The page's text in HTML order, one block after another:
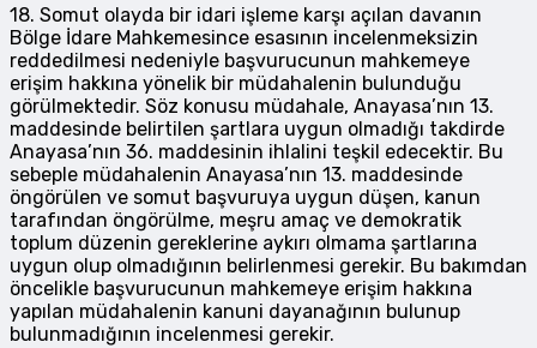
18. Somut olayda bir idari işleme karşı açılan davanın
Bölge İdare Mahkemesince esasının incelenmeksizin
reddedilmesi nedeniyle başvurucunun mahkemeye
erişim hakkına yönelik bir müdahalenin bulunduğu
görülmektedir. Söz konusu müdahale, Anayasa’nın 13.
maddesinde belirtilen şartlara uygun olmadığı takdirde
Anayasa’nın 36. maddesinin ihlalini teşkil edecektir. Bu
sebeple müdahalenin Anayasa’nın 13. maddesinde
öngörülen ve somut başvuruya uygun düşen, kanun
tarafından öngörülme, meşru amaç ve demokratik
toplum düzenin gereklerine aykırı olmama şartlarına
uygun olup olmadığının belirlenmesi gerekir. Bu bakımdan
öncelikle başvurucunun mahkemeye erişim hakkına
yapılan müdahalenin kanuni dayanağının bulunup
bulunmadığının incelenmesi gerekir.